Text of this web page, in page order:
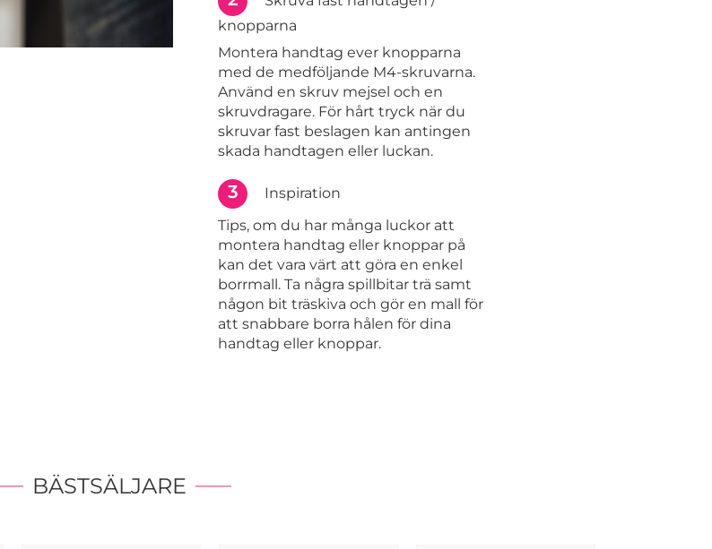
knopparna
Montera handtag ever knopparna
med de medföljande M4-skruvarna.
Använd en skruv mejsel och en
skruvdragare. För hårt tryck när du
skruvar fast beslagen kan antingen
skada handtagen eller luckan.
3
Inspiration
Tips, om du har många luckor att
montera handtag eller knoppar på
kan det vara värt att göra en enkel
borrmall. Ta några spillbitar trä samt
någon bit träskiva och gör en mall för
att snabbare borra hålen för dina
handtag eller knoppar.
BÄSTSÄLJARE